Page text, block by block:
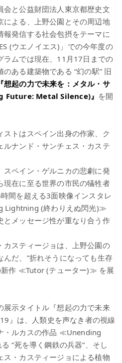
と公益財団法人東京都歴史文
による、上野公園とその周辺地
発信する社会包摂をテーマに
(ウエノイエス)」での今年度の
ラムでは現在、11月17日までの
ある建築物である “幻の駅” 旧
『想起の力で未来を：メタル・サ
Future: Metal Silence)』 を開
トはスペイン出身の作家、ク
ルナンド・サンチェス・カステ
スペイン・ゲルニカの悲劇に発
現在に至る世界の市民の犠牲者
間を超える3面映像インスタレ
Lightning (終わりえぬ閃光)≫
とメッセージ性が重なり合う作
カスティージョは、上野公園の
だ、”折れそうになっても生存
新作 ≪Tutor (テューター)≫ を展
展示タイトル『想起の力で未来
』は、人類史を声なき者の視線
・ルカスの作品 ≪Unending
“死を導く鋼鉄の兵器”、そし
・カスティージョによる植物